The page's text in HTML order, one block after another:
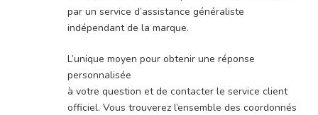
par un service d’assistance généraliste
indépendant de la marque.
L’unique moyen pour obtenir une réponse
personnalisée
à votre question et de contacter le service client
officiel. Vous trouverez l’ensemble des coordonnés